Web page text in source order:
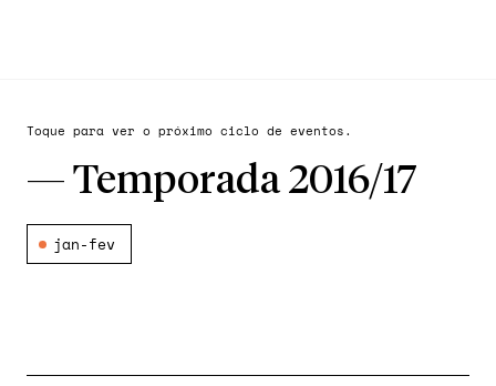
Toque para ver o próximo ciclo de eventos.
— Temporada 2016/17
jan-fev